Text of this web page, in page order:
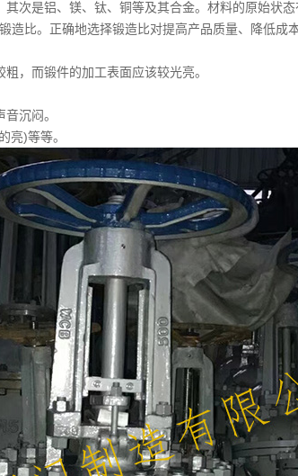
次是铝、镁、钛、铜等及其合金。材料的原始状
比。正确地选择锻造比对提高产品质量、降低成
，而锻件的加工表面应该较光亮。
沉闷。
亮)等等。